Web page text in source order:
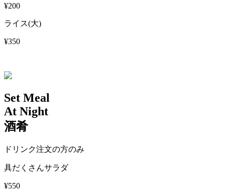
¥200
ライス(大)
¥350
Set Meal
At Night
酒肴
ドリンク注文の方のみ
具だくさんサラダ
¥550